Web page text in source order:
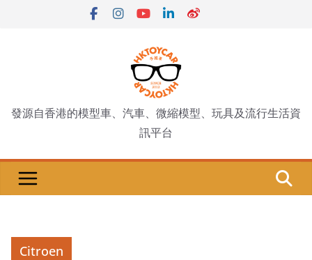
發源自香港的模型車、汽車、微縮模型、玩具及流行生活資
訊平台
Citroen